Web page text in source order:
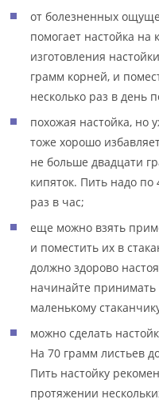
от болезненных
помогает настойка на
изготовления
грамм корней, и
несколько раз в день
похожая настойка, но
тоже хорошо
не больше двадцати
кипяток. Пить надо по
раз в час;
еще можно взять
и поместить их в
должно здорово
начинайте принимать
маленькому
можно сделать
На 70 грамм листьев
Пить настойку
протяжении